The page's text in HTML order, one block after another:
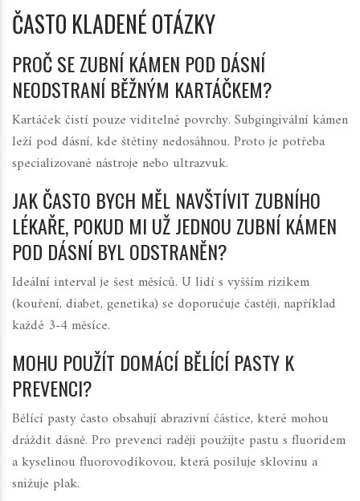
ČASTO KLADENÉ OTÁZKY
PROČ SE ZUBNÍ KÁMEN POD DÁSNÍ
NEODSTRANÍ BĚŽNÝM KARTÁČKEM?
Kartáček čistí pouze viditelné povrchy. Subgingivální kámen
leží pod dásní, kde štětiny nedosáhnou. Proto je potřeba
specializované nástroje nebo ultrazvuk.
JAK ČASTO BYCH MĚL NAVŠTÍVIT ZUBNÍHO
LÉKAŘE, POKUD MI UŽ JEDNOU ZUBNÍ KÁMEN
POD DÁSNÍ BYL ODSTRANĚN?
Ideální interval je šest měsíců. U lidí s vyšším rizikem
(kouření, diabet, genetika) se doporučuje častěji, například
každé 3-4 měsíce.
MOHU POUŽÍT DOMÁCÍ BĚLÍCÍ PASTY K
PREVENCI?
Bělící pasty často obsahují abrazivní částice, které mohou
dráždit dásně. Pro prevenci raději použijte pastu s fluoridem
a kyselinou fluorovodíkovou, která posiluje sklovinu a
snižuje plak.